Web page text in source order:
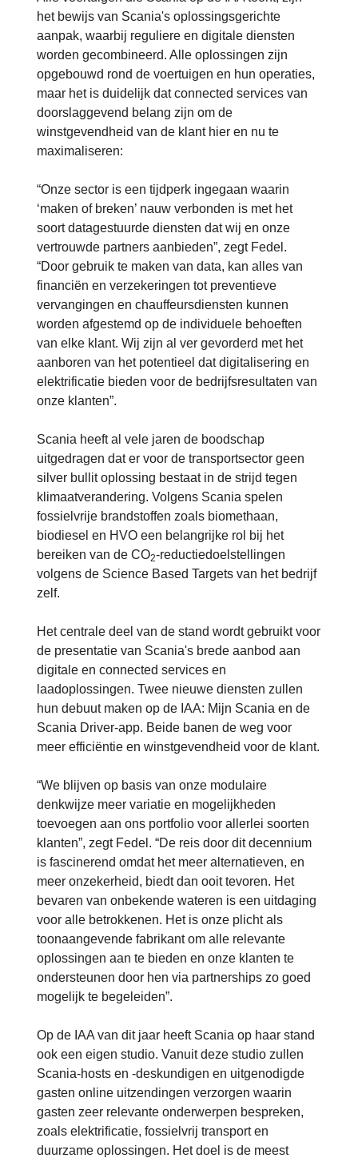
het bewijs van Scania's oplossingsgerichte
aanpak, waarbij reguliere en digitale diensten
worden gecombineerd. Alle oplossingen zijn
opgebouwd rond de voertuigen en hun operaties,
maar het is duidelijk dat connected services van
doorslaggevend belang zijn om de
winstgevendheid van de klant hier en nu te
maximaliseren:
“Onze sector is een tijdperk ingegaan waarin
‘maken of breken’ nauw verbonden is met het
soort datagestuurde diensten dat wij en onze
vertrouwde partners aanbieden”, zegt Fedel.
“Door gebruik te maken van data, kan alles van
financiën en verzekeringen tot preventieve
vervangingen en chauffeursdiensten kunnen
worden afgestemd op de individuele behoeften
van elke klant. Wij zijn al ver gevorderd met het
aanboren van het potentieel dat digitalisering en
elektrificatie bieden voor de bedrijfsresultaten van
onze klanten”.
Scania heeft al vele jaren de boodschap
uitgedragen dat er voor de transportsector geen
silver bullit oplossing bestaat in de strijd tegen
klimaatverandering. Volgens Scania spelen
fossielvrije brandstoffen zoals biomethaan,
biodiesel en HVO een belangrijke rol bij het
bereiken van de CO2-reductiedoelstellingen
volgens de Science Based Targets van het bedrijf
zelf.
Het centrale deel van de stand wordt gebruikt voor
de presentatie van Scania's brede aanbod aan
digitale en connected services en
laadoplossingen. Twee nieuwe diensten zullen
hun debuut maken op de IAA: Mijn Scania en de
Scania Driver-app. Beide banen de weg voor
meer efficiëntie en winstgevendheid voor de klant.
“We blijven op basis van onze modulaire
denkwijze meer variatie en mogelijkheden
toevoegen aan ons portfolio voor allerlei soorten
klanten”, zegt Fedel. “De reis door dit decennium
is fascinerend omdat het meer alternatieven, en
meer onzekerheid, biedt dan ooit tevoren. Het
bevaren van onbekende wateren is een uitdaging
voor alle betrokkenen. Het is onze plicht als
toonaangevende fabrikant om alle relevante
oplossingen aan te bieden en onze klanten te
ondersteunen door hen via partnerships zo goed
mogelijk te begeleiden”.
Op de IAA van dit jaar heeft Scania op haar stand
ook een eigen studio. Vanuit deze studio zullen
Scania-hosts en -deskundigen en uitgenodigde
gasten online uitzendingen verzorgen waarin
gasten zeer relevante onderwerpen bespreken,
zoals elektrificatie, fossielvrij transport en
duurzame oplossingen. Het doel is de meest